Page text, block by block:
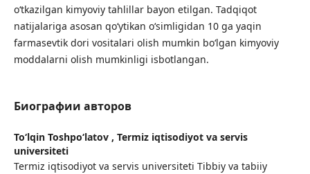
o‘tkazilgan kimyoviy tahlillar bayon etilgan. Tadqiqot
natijalariga asosan qo‘ytikan o‘simligidan 10 ga yaqin
farmasevtik dori vositalari olish mumkin bo‘lgan kimyoviy
moddalarni olish mumkinligi isbotlangan.
Биографии авторов
To‘lqin Toshpo‘latov , Termiz iqtisodiyot va servis
universiteti
Termiz iqtisodiyot va servis universiteti Tibbiy va tabiiy